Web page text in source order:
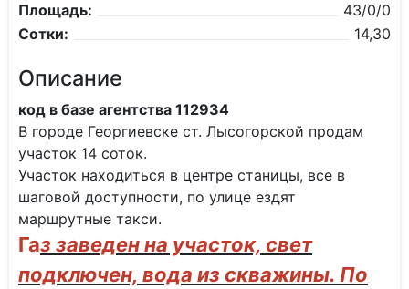
Площадь:
43/0/0
Сотки:
14,30
Описание
код в базе агентства 112934
В городе Георгиевске ст. Лысогорской продам
участок 14 соток.
Участок находиться в центре станицы, все в
шаговой доступности, по улице ездят
маршрутные такси.
Газ заведен на участок, свет
подключен, вода из скважины. По